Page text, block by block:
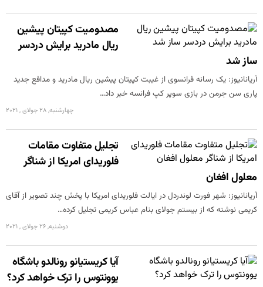
مصدومیت کپیتان پیشین
ریال مادرید برایش دردسر
ساز شد
آریانانیوز: یک رسانه فرانسوی از غیبت کپیتان پیشین ریال مادرید و مدافع جدید
پاری سن جرمن در بازی سوپر کپ فرانسه خبر داد…
چهارشنبه, 28 جولای , 2021
تجلیل متفاوت مقامات
فلوریدای امریکا از شناگر
معلول افغان
آریانانیوز: شهر فورت لوندردل در ایالت فلوریدای امریکا با پخش چند تصویر از آقای
کریمی نوشته که از بیستم جولای بنام عباس کریمی تجلیل کرده…
دوشنبه, 26 جولای , 2021
آیا کریستیانو رونالدو باشگاه
یوونتوس را ترک خواهد کرد؟